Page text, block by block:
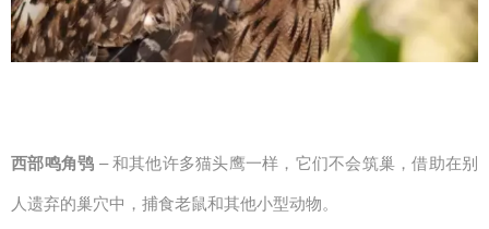
西部鸣角鸮 – 和其他许多猫头鹰一样，它们不会筑巢，借助在别
人遗弃的巢穴中，捕食老鼠和其他小型动物。